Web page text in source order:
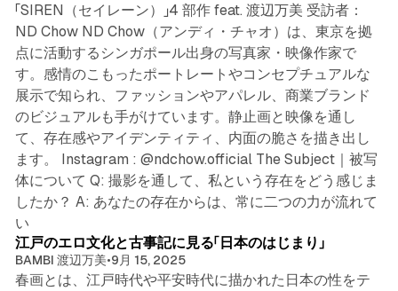
「SIREN（セイレーン）」4 部作 feat. 渡辺万美 受訪者：
ND Chow ND Chow（アンディ・チャオ）は、東京を拠
点に活動するシンガポール出身の写真家・映像作家で
す。感情のこもったポートレートやコンセプチュアルな
展示で知られ、ファッションやアパレル、商業ブランド
のビジュアルも手がけています。静止画と映像を通し
て、存在感やアイデンティティ、内面の脆さを描き出し
ます。 Instagram : @ndchow.official The Subject｜被写
体について Q: 撮影を通して、私という存在をどう感じま
したか？ A: あなたの存在からは、常に二つの力が流れて
い
3 min read
江戸のエロ文化と古事記に見る「日本のはじまり」
BAMBI 渡辺万美•9月 15, 2025
春画とは、江戸時代や平安時代に描かれた日本の性をテ